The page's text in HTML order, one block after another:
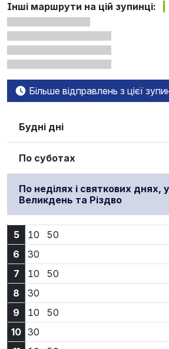
Інші маршрути на цій зупинці:
Більше відправлень з цієї
Будні дні
По суботах
По неділях і святкових днях,
Великдень та Різдво
5 10 5:10
50
6
30
7
10 7:10
50
8
30
9
10 9:10
50
10 30